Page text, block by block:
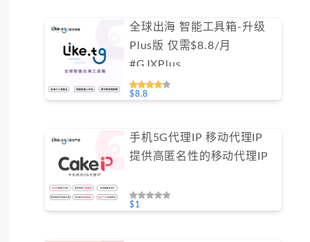
全球出海 智能工具箱-升级
Plus版 仅需$8.8/月
#GJXPlus
$8.8
手机5G代理IP 移动代理IP
提供高匿名性的移动代理IP
$1